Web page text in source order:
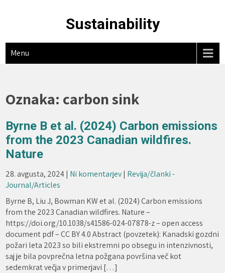
Sustainability
Menu
Oznaka: carbon sink
Byrne B et al. (2024) Carbon emissions
from the 2023 Canadian wildfires.
Nature
28. avgusta, 2024| Ni komentarjev| Revija/članki -
Journal/Articles
Byrne B, Liu J, Bowman KW et al. (2024) Carbon emissions
from the 2023 Canadian wildfires. Nature –
https://doi.org/10.1038/s41586-024-07878-z – open access
document pdf – CC BY 4.0 Abstract (povzetek): Kanadski gozdni
požari leta 2023 so bili ekstremni po obsegu in intenzivnosti,
saj je bila povprečna letna požgana površina več kot
sedemkrat večja v primerjavi […]